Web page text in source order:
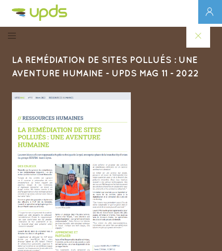
LA REMÉDIATION DE SITES POLLUÉS : UNE
AVENTURE HUMAINE - UPDS MAG 11 - 2022